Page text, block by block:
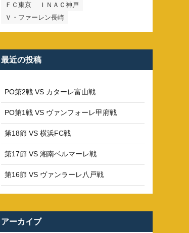
ＦＣ東京
ＩＮＡＣ神戸
Ｖ・ファーレン長崎
最近の投稿
PO第2戦 VS カターレ富山戦
PO第1戦 VS ヴァンフォーレ甲府戦
第18節 VS 横浜FC戦
第17節 VS 湘南ベルマーレ戦
第16節 VS ヴァンラーレ八戸戦
アーカイブ